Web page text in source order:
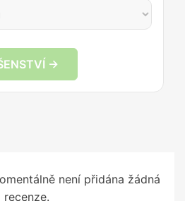
→
není přidána žádná
recenze.